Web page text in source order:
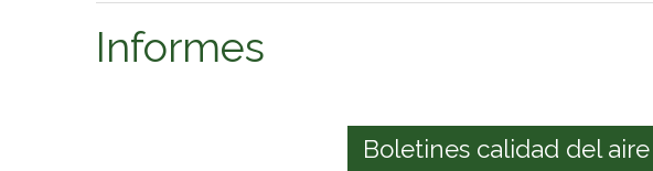
Informes
Boletines calidad del aire